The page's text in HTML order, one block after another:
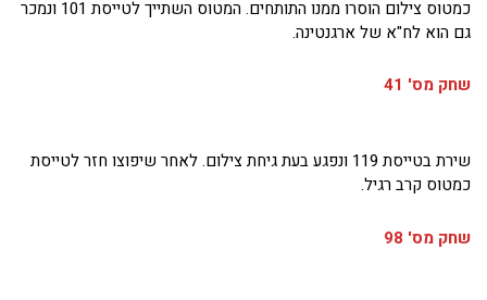
כמטוס צילום הוסרו ממנו התותחים. המטוס השתייך לטייסת 101 ונמכר
גם הוא לח"א של ארגנטינה.
שחק מס' 41
שירת בטייסת 119 ונפגע בעת גיחת צילום. לאחר שיפוצו חזר לטייסת
כמטוס קרב רגיל.
שחק מס' 98